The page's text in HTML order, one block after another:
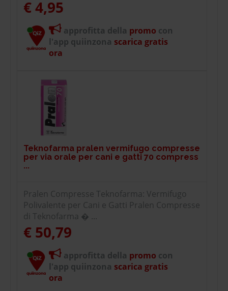
€ 4,95
approfitta della promo con
l'app quiinzona scarica gratis
ora
Teknofarma pralen vermifugo compresse
per via orale per cani e gatti 70 compress
...
Pralen Compresse Teknofarma: Vermifugo
Polivalente per Cani e Gatti Pralen Compresse
di Teknofarma � ...
€ 50,79
approfitta della promo con
l'app quiinzona scarica gratis
ora